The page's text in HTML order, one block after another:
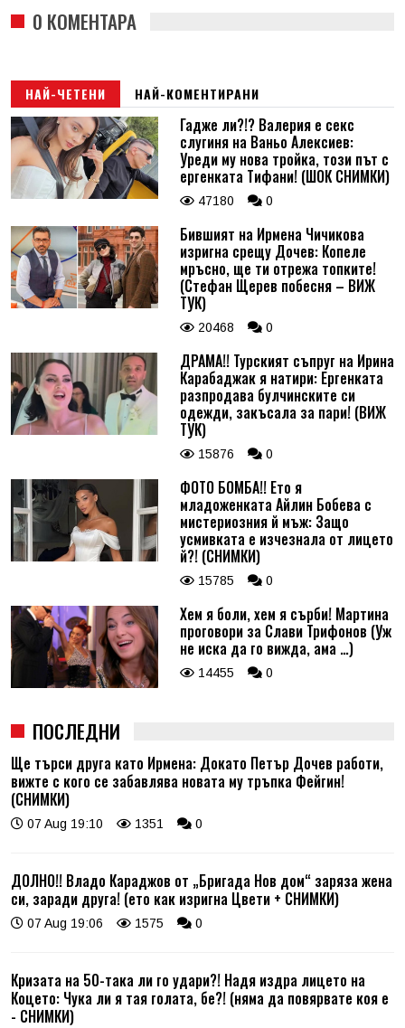
0 КОМЕНТАРА
НАЙ-ЧЕТЕНИ НАЙ-КОМЕНТИРАНИ
Гадже ли?!? Валерия е секс
слугиня на Ваньо Алексиев:
Уреди му нова тройка, този път с
ергенката Тифани! (ШОК СНИМКИ)
47180 0
Бившият на Ирмена Чичикова
изригна срещу Дочев: Копеле
мръсно, ще ти отрежа топките!
(Стефан Щерев побесня – ВИЖ
ТУК)
20468 0
ДРАМА!! Турският съпруг на Ирина
Карабаджак я натири: Ергенката
разпродава булчинските си
одежди, закъсала за пари! (ВИЖ
ТУК)
15876 0
ФОТО БОМБА!! Ето я
младоженката Айлин Бобева с
мистериозния й мъж: Защо
усмивката е изчезнала от лицето
й?! (СНИМКИ)
15785 0
Хем я боли, хем я сърби! Мартина
проговори за Слави Трифонов (Уж
не иска да го вижда, ама …)
14455 0
ПОСЛЕДНИ
Ще търси друга като Ирмена: Докато Петър Дочев работи,
вижте с кого се забавлява новата му тръпка Фейгин!
(СНИМКИ)
07 Aug 19:10 1351 0
ДОЛНО!! Владо Караджов от „Бригада Нов дом“ заряза жена
си, заради друга! (ето как изригна Цвети + СНИМКИ)
07 Aug 19:06 1575 0
Кризата на 50-така ли го удари?! Надя издра лицето на
Коцето: Чука ли я тая голата, бе?! (няма да повярвате коя е
- СНИМКИ)